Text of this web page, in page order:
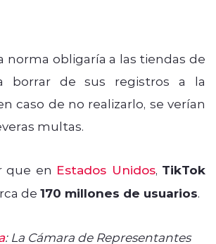
norma obligaría a las tiendas de
borrar de sus registros a la
caso de no realizarlo, se verían
multas.
que en Estados Unidos, TikTok
de 170 millones de usuarios.
: La Cámara de Representantes